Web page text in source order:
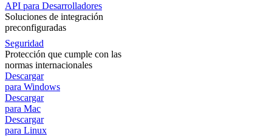
API para Desarrolladores
Soluciones de integración
preconfiguradas
Seguridad
Protección que cumple con las
normas internacionales
Descargar
para Windows
Descargar
para Mac
Descargar
para Linux